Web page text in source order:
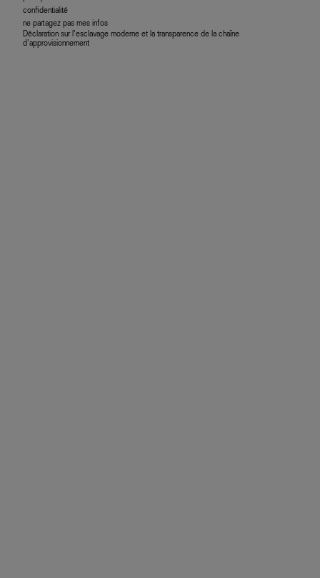
confidentialité
ne partagez pas mes infos
Déclaration sur l’esclavage moderne et la transparence de la chaîne
d’approvisionnement